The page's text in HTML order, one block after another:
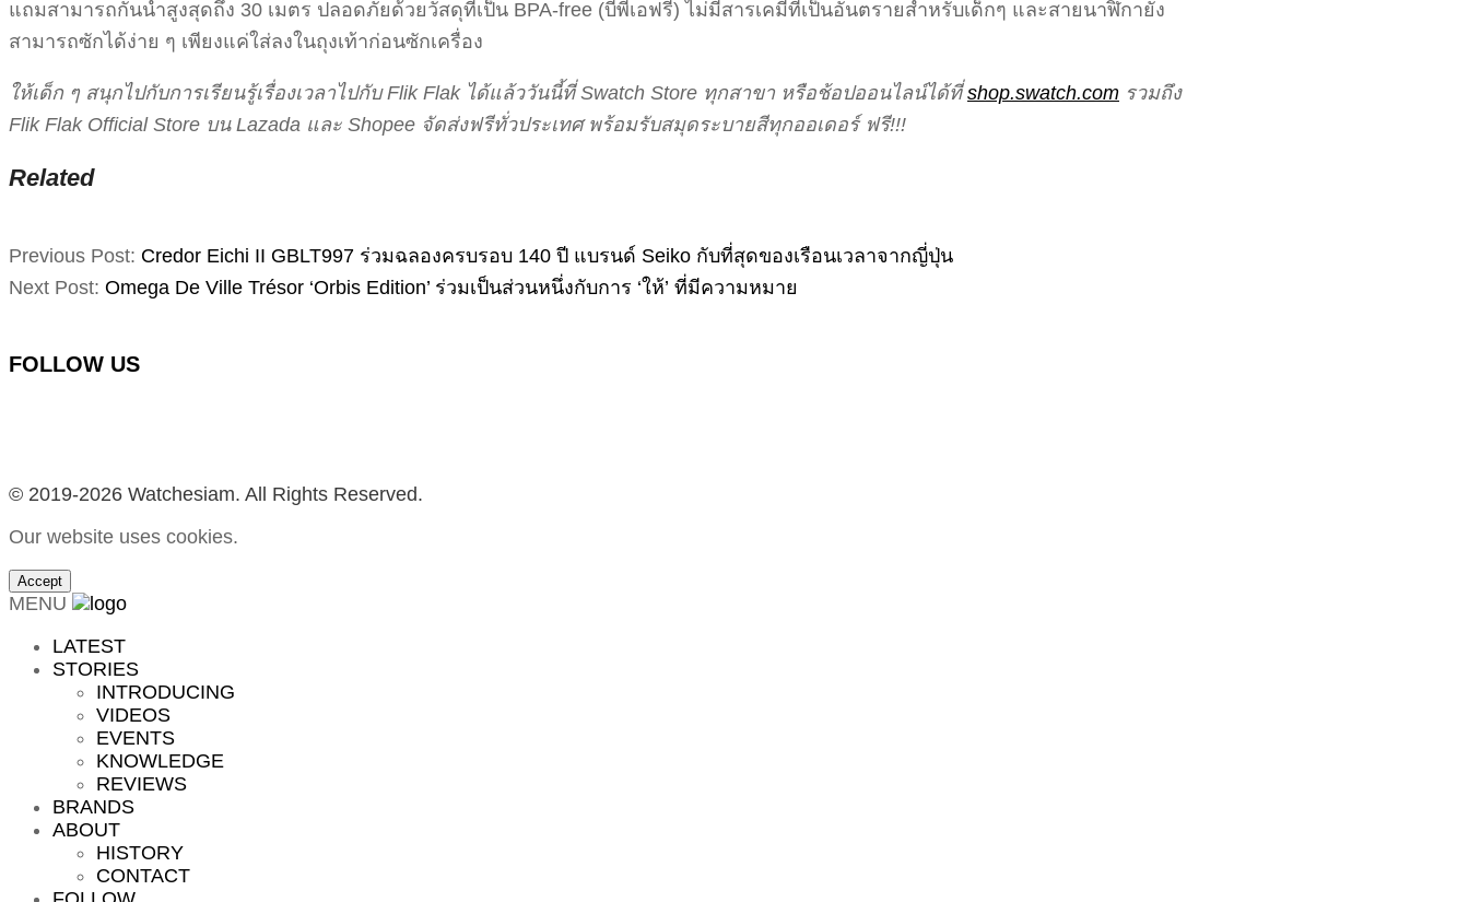
แถมสามารถกันน้ำสูงสุดถึง 30 เมตร ปลอดภัยด้วยวัสดุที่เป็น BPA-free (บีพีเอฟรี) ไม่มีสารเคมีที่เป็นอันตรายสำหรับเด็กๆ และสายนาฬิกายัง
สามารถซักได้ง่าย ๆ เพียงแค่ใส่ลงในถุงเท้าก่อนซักเครื่อง
ให้เด็ก ๆ สนุกไปกับการเรียนรู้เรื่องเวลาไปกับ Flik Flak ได้แล้ววันนี้ที่ Swatch Store ทุกสาขา หรือช้อปออนไลน์ได้ที่shop.swatch.com รวมถึง
Flik Flak Official Store บน Lazada และ Shopee จัดส่งฟรีทั่วประเทศ พร้อมรับสมุดระบายสีทุกออเดอร์ ฟรี!!!
Related
2020-
21
Previous Post: Credor Eichi II GBLT997 ร่วมฉลองครบรอบ 140 ปี แบรนด์ Seiko กับที่สุดของเรือนเวลาจากญี่ปุ่น
Next Post: Omega De Ville Trésor ‘Orbis Edition’ ร่วมเป็นส่วนหนึ่งกับการ ‘ให้’ ที่มีความหมาย
FOLLOW US
© 2019-2026 Watchesiam. All Rights Reserved.
Our website uses cookies.
Accept
MENU
LATEST
STORIES
INTRODUCING
VIDEOS
EVENTS
KNOWLEDGE
REVIEWS
BRANDS
ABOUT
HISTORY
CONTACT